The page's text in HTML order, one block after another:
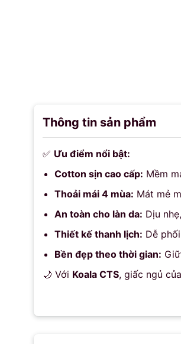
Thông tin sản phẩm
✅ Ưu điểm nổi bật:
Cotton sịn cao cấp: Mềm
Thoải mái 4 mùa: Mát mẻ
An toàn cho làn da: Dịu
Thiết kế thanh lịch: Dễ
Bền đẹp theo thời gian:
🌙 Với Koala CTS, giấc ngủ